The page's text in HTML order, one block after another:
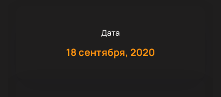
Дата
18 сентября, 2020